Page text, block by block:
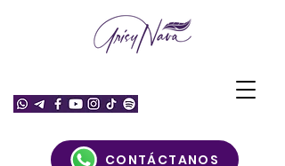
CONTÁCTANOS